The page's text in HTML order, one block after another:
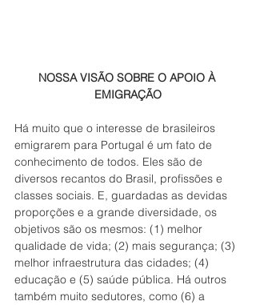
NOSSA VISÃO SOBRE O APOIO À
EMIGRAÇÃO
Há muito que o interesse de brasileiros
emigrarem para Portugal é um fato de
conhecimento de todos. Eles são de
diversos recantos do Brasil, profissões e
classes sociais. E, guardadas as devidas
proporções e a grande diversidade, os
objetivos são os mesmos: (1) melhor
qualidade de vida; (2) mais segurança; (3)
melhor infraestrutura das cidades; (4)
educação e (5) saúde pública. Há outros
também muito sedutores, como (6) a